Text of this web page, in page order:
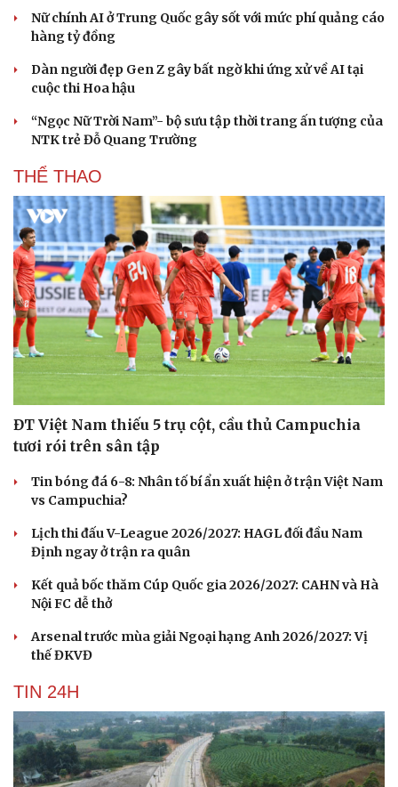
Nữ chính AI ở Trung Quốc gây sốt với mức phí quảng cáo
hàng tỷ đồng
Dàn người đẹp Gen Z gây bất ngờ khi ứng xử về AI tại
cuộc thi Hoa hậu
“Ngọc Nữ Trời Nam”- bộ sưu tập thời trang ấn tượng của
NTK trẻ Đỗ Quang Trường
THỂ THAO
ĐT Việt Nam thiếu 5 trụ cột, cầu thủ Campuchia
tươi rói trên sân tập
Tin bóng đá 6-8: Nhân tố bí ẩn xuất hiện ở trận Việt Nam
vs Campuchia?
Lịch thi đấu V-League 2026/2027: HAGL đối đầu Nam
Định ngay ở trận ra quân
Kết quả bốc thăm Cúp Quốc gia 2026/2027: CAHN và Hà
Nội FC dễ thở
Arsenal trước mùa giải Ngoại hạng Anh 2026/2027: Vị
thế ĐKVĐ
TIN 24H